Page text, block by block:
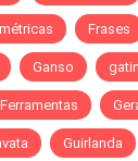
Frases
Ganso
Guirlanda